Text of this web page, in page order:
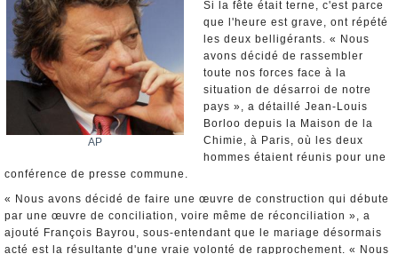
AP
Si la fête était terne, c'est parce
que l'heure est grave, ont répété
les deux belligérants. « Nous
avons décidé de rassembler
toute nos forces face à la
situation de désarroi de notre
pays », a détaillé Jean-Louis
Borloo depuis la Maison de la
Chimie, à Paris, où les deux
hommes étaient réunis pour une
conférence de presse commune.
« Nous avons décidé de faire une œuvre de construction qui débute
par une œuvre de conciliation, voire même de réconciliation », a
ajouté François Bayrou, sous-entendant que le mariage désormais
acté est la résultante d'une vraie volonté de rapprochement. « Nous